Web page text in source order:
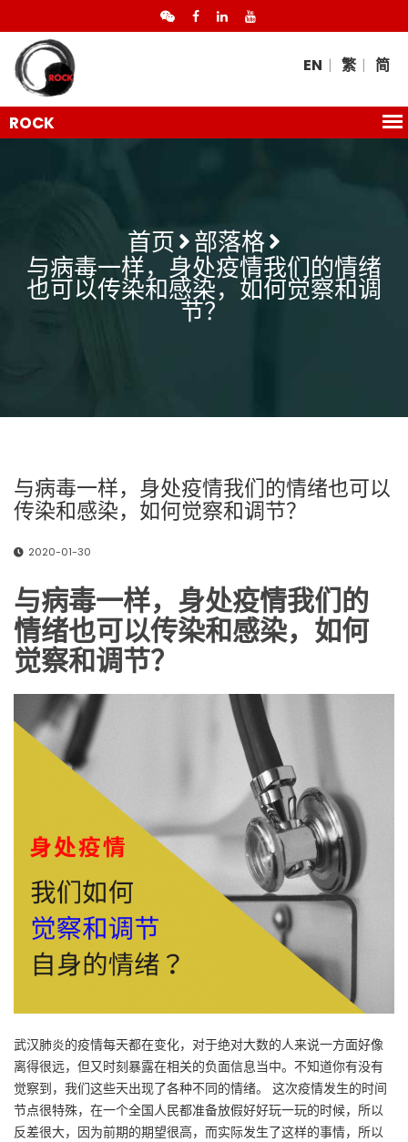
EN 繁 简
首页 部落格
与病毒一样，身处疫情我们的情绪
也可以传染和感染，如何觉察和调
节？
与病毒一样，身处疫情我们的情绪也可以
传染和感染，如何觉察和调节？
2020-01-30
与病毒一样，身处疫情我们的
情绪也可以传染和感染，如何
觉察和调节？
武汉肺炎的疫情每天都在变化，对于绝对大数的人来说一方面好像
离得很远，但又时刻暴露在相关的负面信息当中。不知道你有没有
觉察到，我们这些天出现了各种不同的情绪。 这次疫情发生的时间
节点很特殊，在一个全国人民都准备放假好好玩一玩的时候，所以
反差很大，因为前期的期望很高，而实际发生了这样的事情，所以